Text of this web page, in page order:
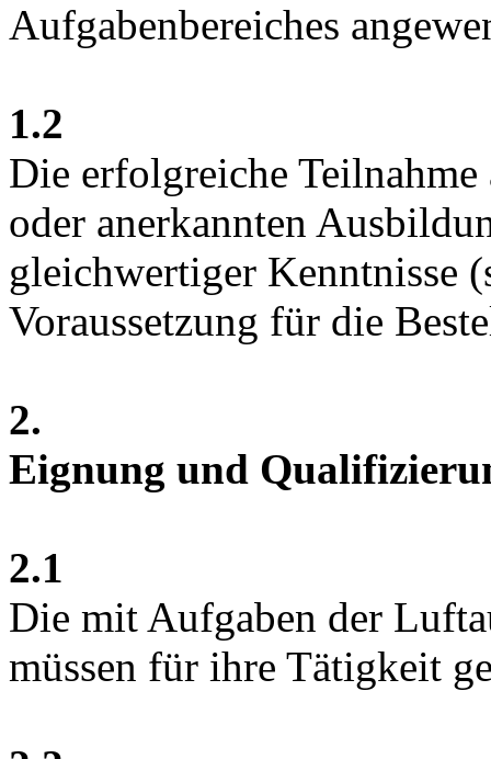
Aufgabenbereiches
1.2
Die erfolgreiche
oder anerkannten
gleichwertiger Kenntnisse
Voraussetzung für die
2.
Eignung und
2.1
Die mit Aufgaben der
müssen für ihre Tätigkeit